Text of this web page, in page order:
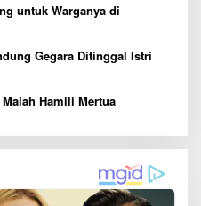
untuk Warganya di
Gegara Ditinggal Istri
Hamili Mertua